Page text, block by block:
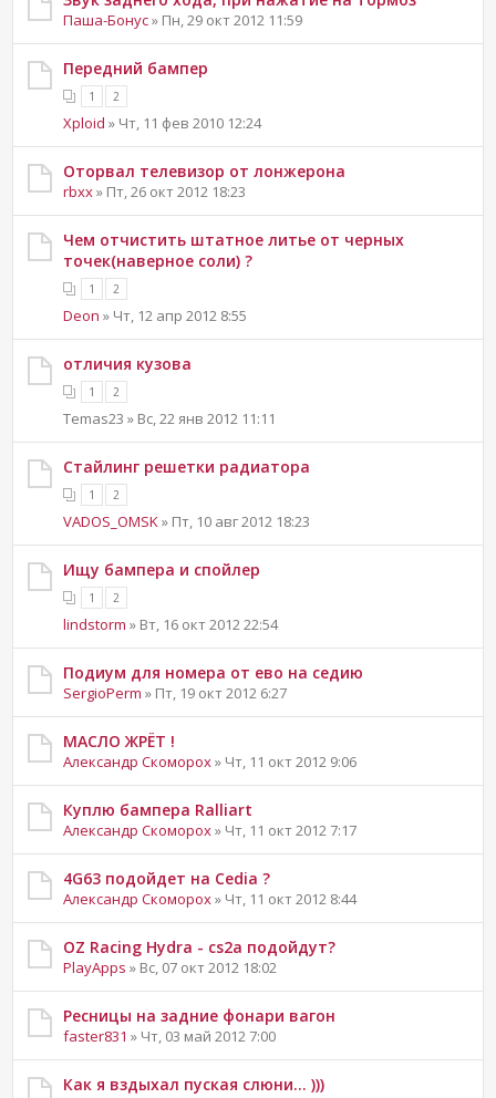
Паша-Бонус» Пн, 29 окт 2012 11:59
Передний бампер
1 2
Xploid » Чт, 11 фев 2010 12:24
Оторвал телевизор от лонжерона
rbxx» Пт, 26 окт 2012 18:23
Чем отчистить штатное литье от черных
точек(наверное соли) ?
1 2
Deon » Чт, 12 апр 2012 8:55
отличия кузова
1 2
Temas23 » Вс, 22 янв 2012 11:11
Стайлинг решетки радиатора
1 2
VADOS_OMSK » Пт, 10 авг 2012 18:23
Ищу бампера и спойлер
1 2
lindstorm » Вт, 16 окт 2012 22:54
Подиум для номера от ево на седию
SergioPerm » Пт, 19 окт 2012 6:27
МАСЛО ЖРЁТ !
Александр Скоморох» Чт, 11 окт 2012 9:06
Куплю бампера Ralliart
Александр Скоморох» Чт, 11 окт 2012 7:17
4G63 подойдет на Cedia ?
Александр Скоморох» Чт, 11 окт 2012 8:44
OZ Racing Hydra - cs2a подойдут?
PlayApps » Вс, 07 окт 2012 18:02
Ресницы на задние фонари вагон
faster831 » Чт, 03 май 2012 7:00
Как я вздыхал пуская слюни... )))